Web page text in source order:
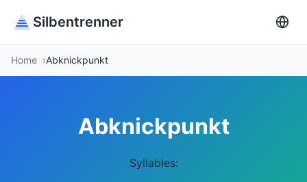
Silbentrenner
Home Abknickpunkt
Abknickpunkt
Syllables: